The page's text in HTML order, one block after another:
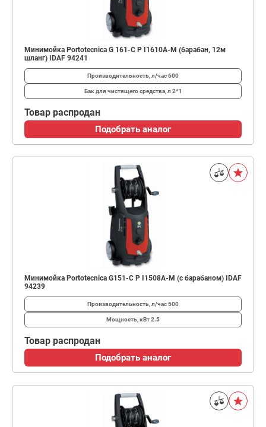
Минимойка Portotecnica G 161-C P I1610A-M (барабан, 12м
шланг) IDAF 94241
Производительность, л/час600
Бак для чистящего средства, л 2*1
Товар распродан
Подобрать аналог
Минимойка Portotecnica G151-C P I1508A-M (с барабаном) IDAF
94239
Производительность, л/час500
Мощность, кВт2.5
Товар распродан
Подобрать аналог